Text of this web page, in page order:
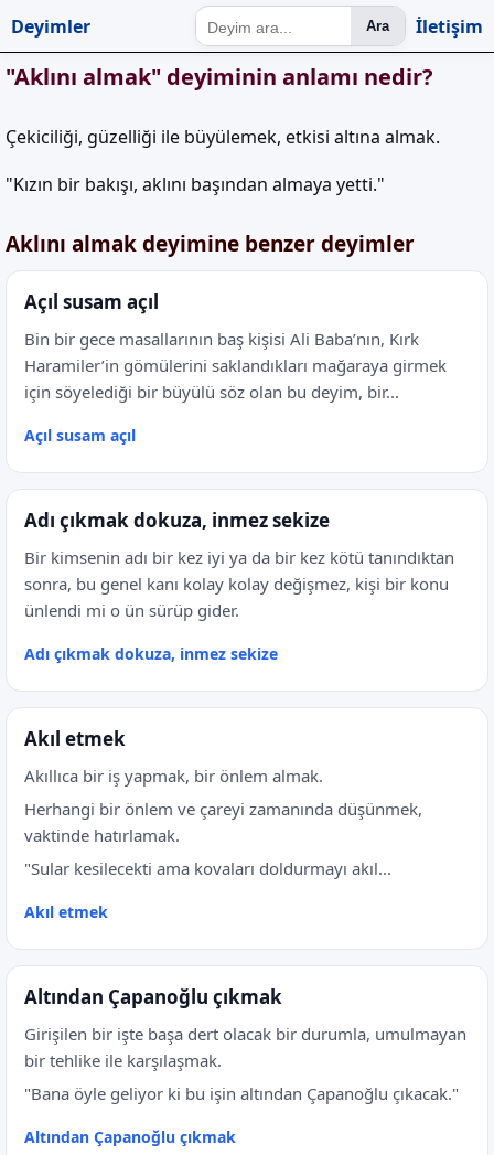
Deyimler Ara İletişim
"Aklını almak" deyiminin anlamı nedir?
Çekiciliği, güzelliği ile büyülemek, etkisi altına almak.
"Kızın bir bakışı, aklını başından almaya yetti."
Aklını almak deyimine benzer deyimler
Açıl susam açıl
Bin bir gece masallarının baş kişisi Ali Baba’nın, Kırk
Haramiler’in gömülerini saklandıkları mağaraya girmek
için söyelediği bir büyülü söz olan bu deyim, bir...
Açıl susam açıl
Adı çıkmak dokuza, inmez sekize
Bir kimsenin adı bir kez iyi ya da bir kez kötü tanındıktan
sonra, bu genel kanı kolay kolay değişmez, kişi bir konu
ünlendi mi o ün sürüp gider.
Adı çıkmak dokuza, inmez sekize
Akıl etmek
Akıllıca bir iş yapmak, bir önlem almak.
Herhangi bir önlem ve çareyi zamanında düşünmek,
vaktinde hatırlamak.
"Sular kesilecekti ama kovaları doldurmayı akıl...
Akıl etmek
Altından Çapanoğlu çıkmak
Girişilen bir işte başa dert olacak bir durumla, umulmayan
bir tehlike ile karşılaşmak.
"Bana öyle geliyor ki bu işin altından Çapanoğlu çıkacak."
Altından Çapanoğlu çıkmak